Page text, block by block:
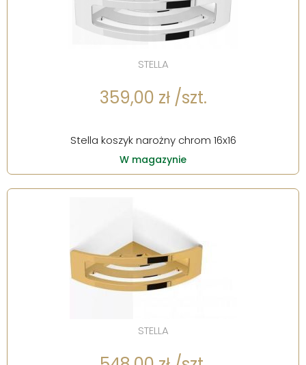
STELLA
359,00 zł /szt.
Stella koszyk narożny chrom 16x16
W magazynie
STELLA